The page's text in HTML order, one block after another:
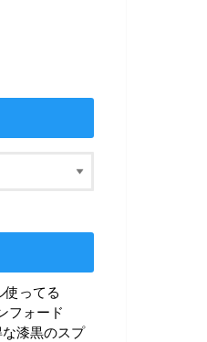
使ってる
フォード
漆黒のスプ